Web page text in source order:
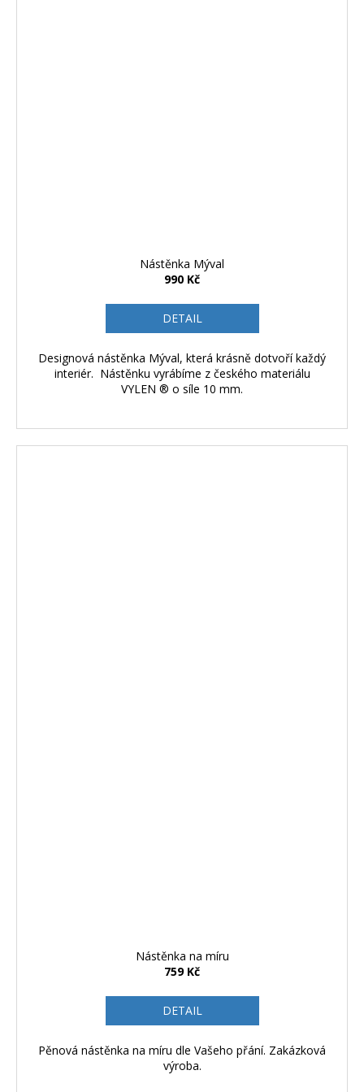
Nástěnka Mýval
990 Kč
DETAIL
Designová nástěnka Mýval, která krásně dotvoří každý
interiér. Nástěnku vyrábíme z českého materiálu
VYLEN ® o síle 10 mm.
Nástěnka na míru
759 Kč
DETAIL
Pěnová nástěnka na míru dle Vašeho přání. Zakázková
výroba.